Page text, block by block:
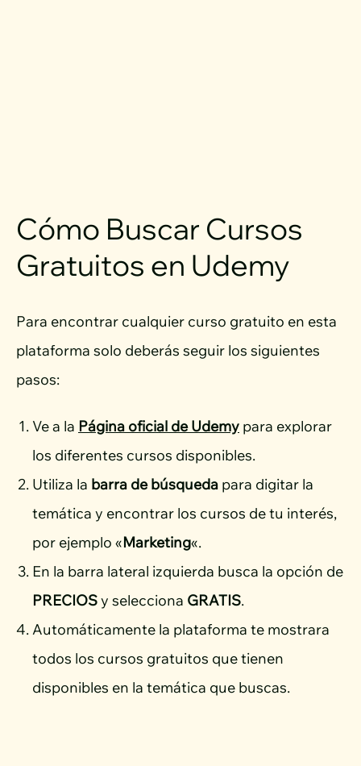
Cómo Buscar Cursos
Gratuitos en Udemy
Para encontrar cualquier curso gratuito en esta
plataforma solo deberás seguir los siguientes
pasos:
Ve a la Página oficial de Udemy para explorar
los diferentes cursos disponibles.
Utiliza la barra de búsqueda para digitar la
temática y encontrar los cursos de tu interés,
por ejemplo «Marketing«.
En la barra lateral izquierda busca la opción de
PRECIOSy selecciona GRATIS.
Automáticamente la plataforma te mostrara
todos los cursos gratuitos que tienen
disponibles en la temática que buscas.